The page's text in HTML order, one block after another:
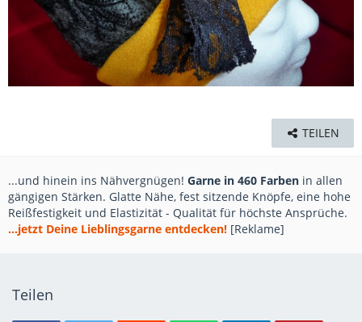
TEILEN
...und hinein ins Nähvergnügen! Garne in 460 Farben in allen
gängigen Stärken. Glatte Nähe, fest sitzende Knöpfe, eine hohe
Reißfestigkeit und Elastizität - Qualität für höchste Ansprüche.
...jetzt Deine Lieblingsgarne entdecken! [Reklame]
Teilen